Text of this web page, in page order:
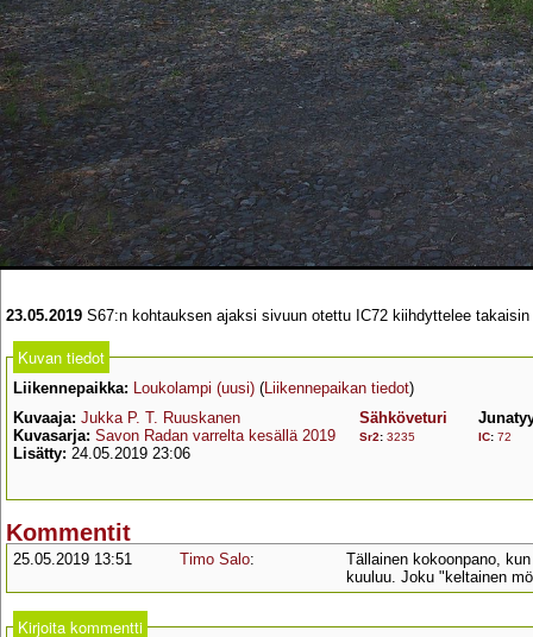
23.05.2019 S67:n kohtauksen ajaksi sivuun otettu IC72 kiihdyttelee
Kuvan tiedot
Liikennepaikka: Loukolampi (uusi) (Liikennepaikan tiedot)
Kuvaaja: Jukka P. T. Ruuskanen
Kuvasarja: Savon Radan varrelta kesällä 2019
Lisätty: 24.05.2019 23:06
Sähköveturi
Sr2: 3235 IC: 72
Kommentit
25.05.2019 13:51 Timo Salo:
Tällainen kokoonpano,
kuuluu. Joku "keltainen
Kirjoita kommentti